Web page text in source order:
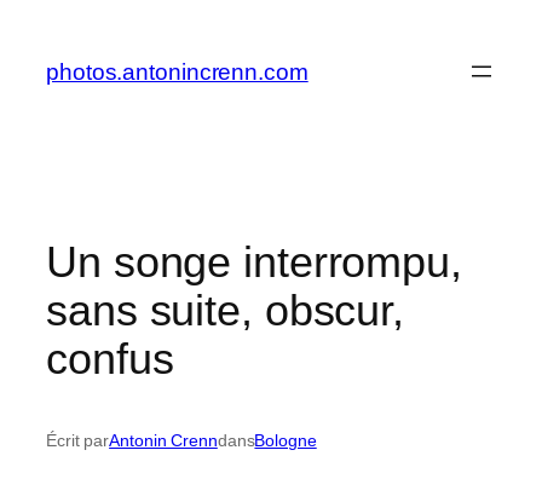
contenu
photos.antonincrenn.com
Un songe interrompu,
sans suite, obscur,
confus
Écrit parAntonin CrenndansBologne